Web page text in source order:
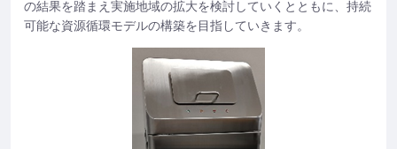
の結果を踏まえ実施地域の拡大を検討していくとともに、持続
可能な資源循環モデルの構築を目指していきます。